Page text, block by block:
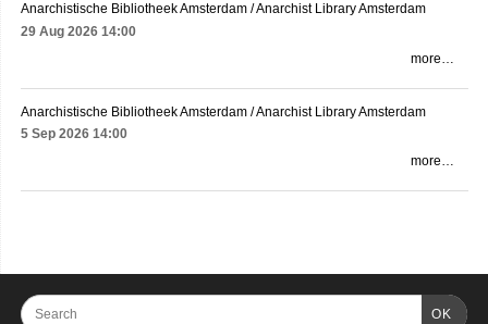
Anarchistische Bibliotheek Amsterdam / Anarchist Library Amsterdam
29 Aug 2026 14:00
more…
Anarchistische Bibliotheek Amsterdam / Anarchist Library Amsterdam
5 Sep 2026 14:00
more…
OK